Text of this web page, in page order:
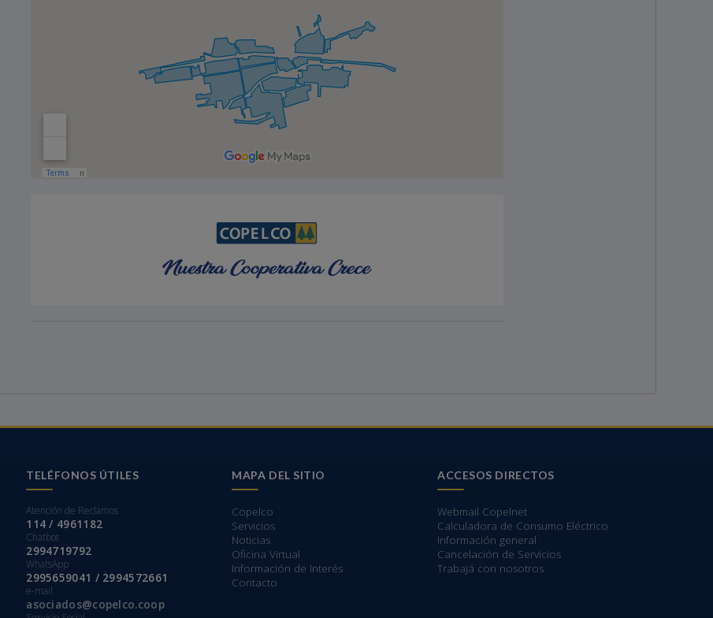
TELÉFONOS ÚTILES
Atención de Reclamos
114 / 4961182
Chatbot
2994719792
WhatsApp
2995659041 / 2994572661
e-mail
asociados@copelco.coop
MAPA DEL SITIO
Copelco
Servicios
Noticias
Oficina Virtual
Información de Interés
Contacto
ACCESOS DIRECTOS
Webmail Copelnet
Calculadora de Consumo Eléctrico
Información general
Cancelación de Servicios
Trabajá con nosotros